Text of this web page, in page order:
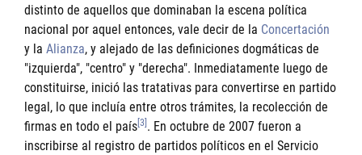
distinto de aquellos que dominaban la escena política
nacional por aquel entonces, vale decir de la Concertación
y la Alianza, y alejado de las definiciones dogmáticas de
"izquierda", "centro" y "derecha". Inmediatamente luego de
constituirse, inició las tratativas para convertirse en partido
legal, lo que incluía entre otros trámites, la recolección de
firmas en todo el país [3] . En octubre de 2007 fueron a
inscribirse al registro de partidos políticos en el Servicio